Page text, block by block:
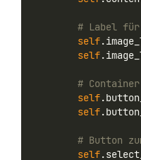
# Label
self
self
#
self
self
# Button
self